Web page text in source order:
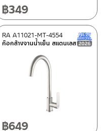
฿349
New Arrival สินค้าใหม่ ปี 2026
ก๊อกล้างจานน้ำเย็น สแตนเลส
RA A11021-MT-4554
฿649